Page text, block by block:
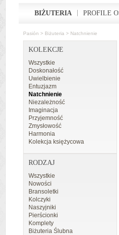
BIŻUTERIA PROFILE
Pasión > Biżuteria > Natchnienie
KOLEKCJE
Wszystkie
Doskonałość
Uwielbienie
Entuzjazm
Natchnienie
Niezależność
Imaginacja
Przyjemność
Zmysłowość
Harmonia
Kolekcja księżycowa
RODZAJ
Wszystkie
Nowości
Bransoletki
Kolczyki
Naszyjniki
Pierścionki
Komplety
Biżuteria Ślubna